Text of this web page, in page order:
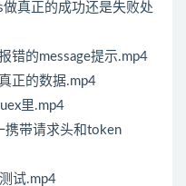
做真正的成功还是失败处
错的message提示.mp4
正的数据.mp4
里.mp4
携带请求头和token
试.mp4